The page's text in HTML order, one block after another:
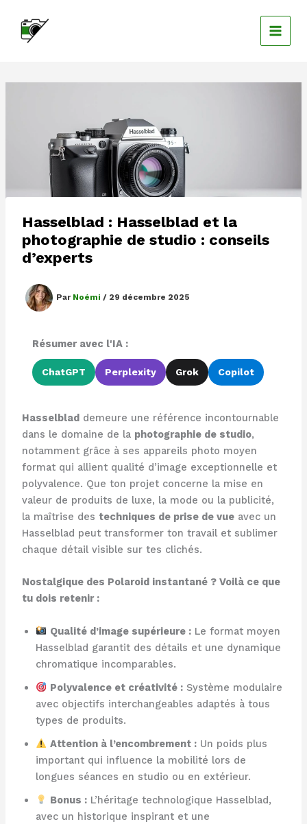
contenu
Hasselblad : Hasselblad et la
photographie de studio : conseils
d’experts
Par Noémi / 29 décembre 2025
Résumer avec l'IA :
ChatGPT Perplexity Grok Copilot
Hasselbladdemeure une référence incontournable
dans le domaine de la photographie de studio,
notamment grâce à ses appareils photo moyen
format qui allient qualité d’image exceptionnelle et
polyvalence. Que ton projet concerne la mise en
valeur de produits de luxe, la mode ou la publicité,
la maîtrise des techniques de prise de vueavec un
Hasselblad peut transformer ton travail et sublimer
chaque détail visible sur tes clichés.
Nostalgique des Polaroid instantané ? Voilà ce que
tu dois retenir :
Qualité d’image supérieure : Le format moyen
Hasselblad garantit des détails et une dynamique
chromatique incomparables.
Polyvalence et créativité : Système modulaire
avec objectifs interchangeables adaptés à tous
types de produits.
Attention à l’encombrement : Un poids plus
important qui influence la mobilité lors de
longues séances en studio ou en extérieur.
Bonus : L’héritage technologique Hasselblad,
avec un historique inspirant et une